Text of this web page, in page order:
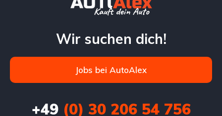
Wir suchen dich!
Jobs bei AutoAlex
+49(0) 30 206 54 756